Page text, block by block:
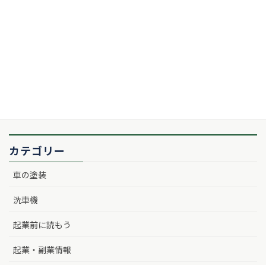
カテゴリー
車の塗装
洗車機
起業前に読もう
起業・副業情報